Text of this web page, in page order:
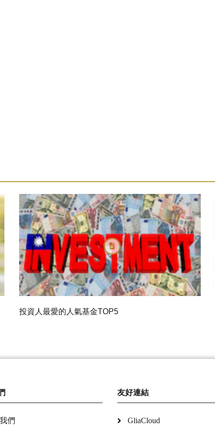
投資人最愛的人氣基金TOP5
們
友好連結
GliaCloud